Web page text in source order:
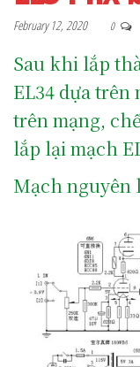
February 12, 2020 0
Sau khi lắp
EL34 dựa
trên mạng,
lắp lại mạch
Mạch nguyên